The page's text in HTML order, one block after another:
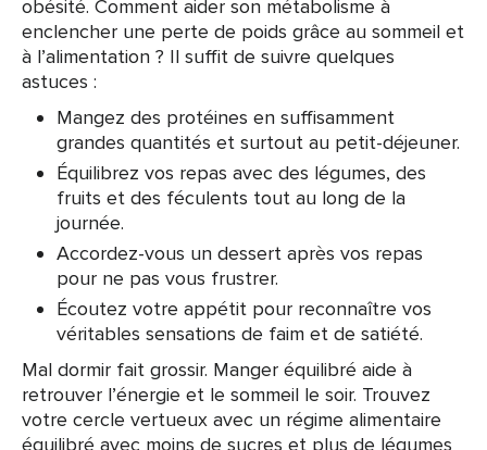
obésité. Comment aider son métabolisme à
enclencher une perte de poids grâce au sommeil et
à l’alimentation ? Il suffit de suivre quelques
astuces :
Mangez des protéines en suffisamment
grandes quantités et surtout au petit-déjeuner.
Équilibrez vos repas avec des légumes, des
fruits et des féculents tout au long de la
journée.
Accordez-vous un dessert après vos repas
pour ne pas vous frustrer.
Écoutez votre appétit pour reconnaître vos
véritables sensations de faim et de satiété.
Mal dormir fait grossir. Manger équilibré aide à
retrouver l’énergie et le sommeil le soir. Trouvez
votre cercle vertueux avec un régime alimentaire
équilibré avec moins de sucres et plus de légumes